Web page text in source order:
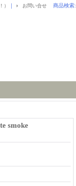
） ｜ お問い合せ 商品検索:
smoke